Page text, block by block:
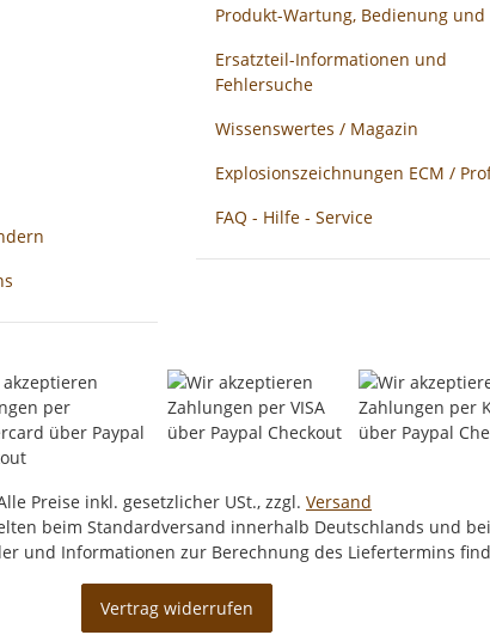
Produkt-Wartung, Bedienung und
Ersatzteil-Informationen und
Fehlersuche
Wissenswertes / Magazin
Explosionszeichnungen ECM /
FAQ - Hilfe - Service
Preise inkl. gesetzlicher USt., zzgl. Versand
beim Standardversand innerhalb Deutschlands und
und Informationen zur Berechnung des Liefertermins
Vertrag widerrufen